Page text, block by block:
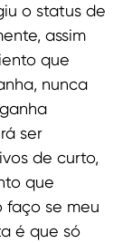
o status de
assim
que
nunca
ser
de curto,
que
faço se meu
é que só